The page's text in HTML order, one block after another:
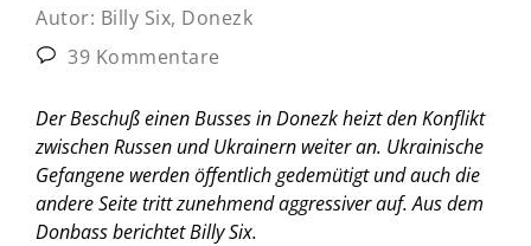
Autor: Billy Six, Donezk
39 Kommentare
Der Beschuß einen Busses in Donezk heizt den Konflikt
zwischen Russen und Ukrainern weiter an. Ukrainische
Gefangene werden öffentlich gedemütigt und auch die
andere Seite tritt zunehmend aggressiver auf. Aus dem
Donbass berichtet Billy Six.